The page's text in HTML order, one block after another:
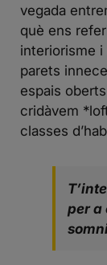
vegada
què ens
interiorisme i
parets
espais
cridàvem
classes
per a